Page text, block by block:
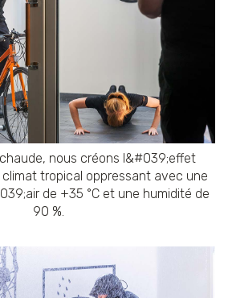
nous créons l&#039;effet
tropical oppressant avec une
de +35 °C et une humidité de
90 %.